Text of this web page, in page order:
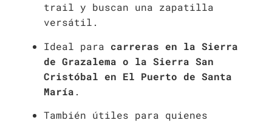
trail y buscan una zapatilla
versátil.
Ideal para carreras en la Sierra
de Grazalema o la Sierra San
Cristóbal en El Puerto de Santa
María .
También útiles para quienes